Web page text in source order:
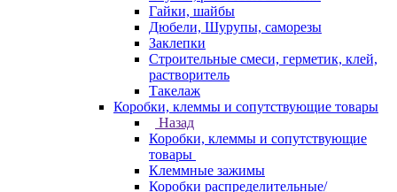
Гайки, шайбы
Дюбели, Шурупы, саморезы
Заклепки
Строительные смеси, герметик, клей,
растворитель
Такелаж
Коробки, клеммы и сопутствующие товары
Назад
Коробки, клеммы и сопутствующие
товары
Клеммные зажимы
Коробки распределительные/